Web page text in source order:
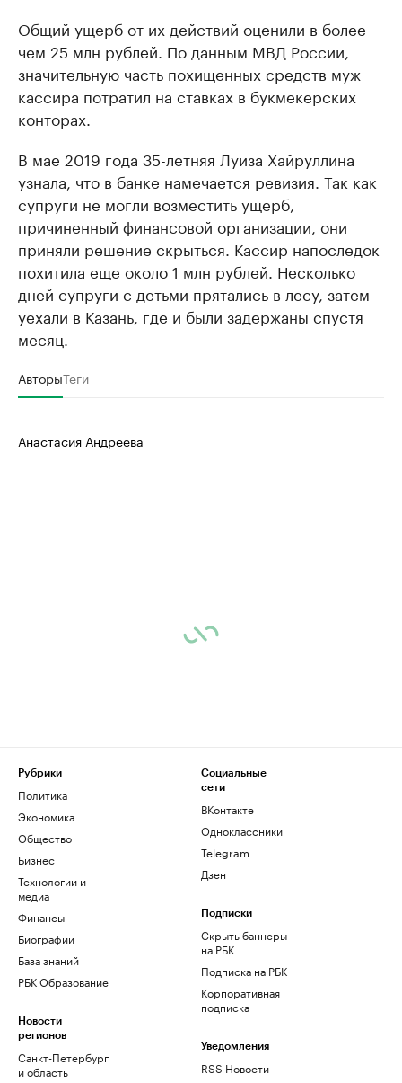
Общий ущерб от их действий оценили в более
чем 25 млн рублей. По данным МВД России,
значительную часть похищенных средств муж
кассира потратил на ставках в букмекерских
конторах.
В мае 2019 года 35-летняя Луиза Хайруллина
узнала, что в банке намечается ревизия. Так как
супруги не могли возместить ущерб,
причиненный финансовой организации, они
приняли решение скрыться. Кассир напоследок
похитила еще около 1 млн рублей. Несколько
дней супруги с детьми прятались в лесу, затем
уехали в Казань, где и были задержаны спустя
месяц.
АвторыТеги
Анастасия Андреева
Рубрики
Политика
Экономика
Общество
Бизнес
Технологии и
медиа
Финансы
Биографии
База знаний
РБК Образование
Новости
регионов
Санкт-Петербург
и область
Социальные
сети
ВКонтакте
Одноклассники
Telegram
Дзен
Подписки
Скрыть баннеры
на РБК
Подписка на РБК
Корпоративная
подписка
Уведомления
RSS Новости